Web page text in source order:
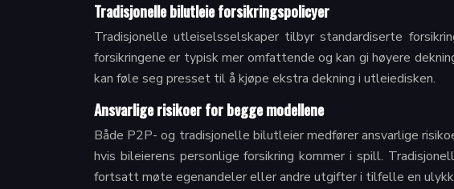
Tradisjonelle bilutleie forsikringspolicyer
Tradisjonelle utleiselsselskaper tilbyr standardiserte
forsikringene er typisk mer omfattende og kan gi høyere
kan føle seg presset til å kjøpe ekstra dekning i utleiedisken.
Ansvarlige risikoer for begge modellene
Både P2P- og tradisjonelle bilutleier medfører ansvarlige
hvis bileierens personlige forsikring kommer i spill.
fortsatt møte egenandeler eller andre utgifter i tilfelle en